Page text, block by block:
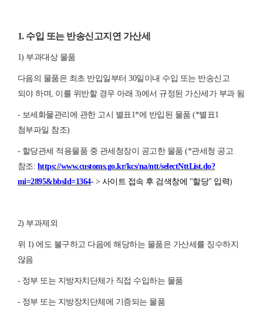
1. 수입 또는 반송신고지연 가산세
1) 부과대상 물품
다음의 물품은 최초 반입일부터 30일이내 수입 또는 반송신고
되야 하며, 이를 위반할 경우 아래 3)에서 규정된 가산세가 부과 됨
- 보세화물관리에 관한 고시 별표1*에 반입된 물품 (*별표1
첨부파일 참조)
- 할당관세 적용물품 중 관세청장이 공고한 물품 (*관세청 공고
참조: https://www.customs.go.kr/kcs/na/ntt/selectNttList.do?
mi=2895&bbsId=1364- > 사이트 접속 후 검색창에 "할당" 입력)
2) 부과제외
위 1) 에도 불구하고 다음에 해당하는 물품은 가산세를 징수하지
않음
- 정부 또는 지방자치단체가 직접 수입하는 물품
- 정부 또는 지방장치단체에 기증되는 물품